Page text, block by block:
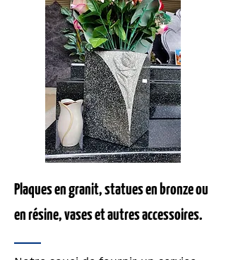
Plaques en granit, statues en bronze ou
en résine, vases et autres accessoires.